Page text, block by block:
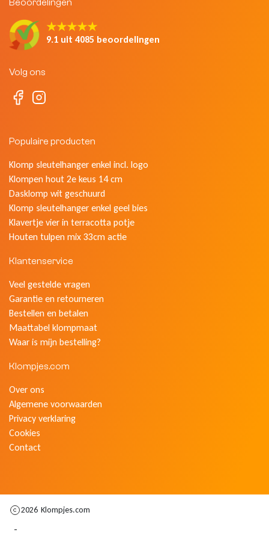
Beoordelingen
★★★★★
9.1 uit 4085 beoordelingen
Volg ons
Populaire producten
Klomp sleutelhanger enkel incl. logo
Klompen hout 2e keus 14 cm
Dasklomp wit geschuurd
Klomp sleutelhanger enkel geel bies
Klavertje vier in terracotta potje
Houten tulpen mix 33cm actie
Klantenservice
Veel gestelde vragen
Garantie en retourneren
Bestellen en betalen
Maattabel klompmaat
Waar is mijn bestelling?
Klompjes.com
Over ons
Algemene voorwaarden
Privacy verklaring
Cookies
Contact
2026 Klompjes.com
-
Klompjes sleutelhanger
Klompsloffen
Tassen
Eten & Drinken
Vingerhoedjes
Geschenkpakketten
Nagelknipper met logo
Kerstballen met logo
Emmers met logo
Teddy bags
Babytextiel